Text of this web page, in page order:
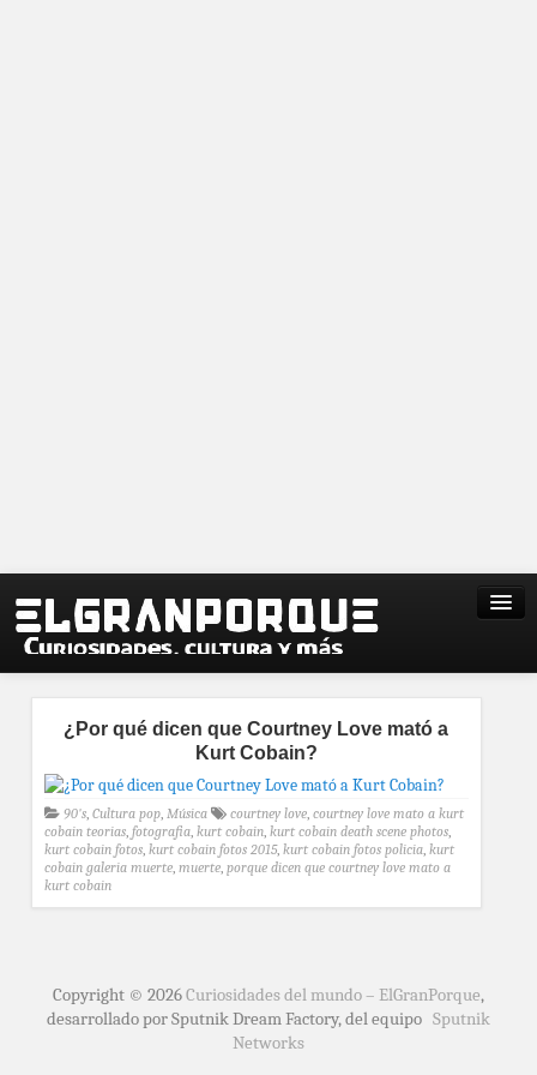
¿Por qué dicen que Courtney Love mató a
Kurt Cobain?
90's, Cultura pop, Música courtney love, courtney love mato a kurt
cobain teorias, fotografia, kurt cobain, kurt cobain death scene photos,
kurt cobain fotos, kurt cobain fotos 2015, kurt cobain fotos policia, kurt
cobain galeria muerte, muerte, porque dicen que courtney love mato a
kurt cobain
Copyright © 2026Curiosidades del mundo – ElGranPorque,
desarrollado por Sputnik Dream Factory, del equipo Sputnik
Networks